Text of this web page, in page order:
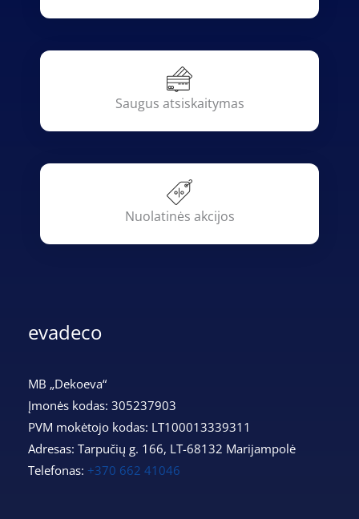
Saugus atsiskaitymas
Nuolatinės akcijos
evadeco
MB „Dekoeva“
Įmonės kodas: 305237903
PVM mokėtojo kodas: LT100013339311
Adresas: Tarpučių g. 166, LT-68132 Marijampolė
Telefonas: +370 662 41046